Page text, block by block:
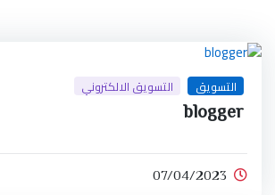
التسويق التسويق الالكتروني
blogger
07/04/2023